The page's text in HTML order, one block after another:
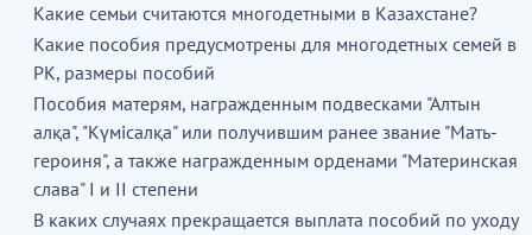
Какие семьи считаются многодетными в Казахстане?
Какие пособия предусмотрены для многодетных семей в
РК, размеры пособий
Пособия матерям, награжденным подвесками "Алтын
алқа", "Күмісалқа" или получившим ранее звание "Мать-
героиня", а также награжденным орденами "Материнская
слава" I и II степени
В каких случаях прекращается выплата пособий по уходу